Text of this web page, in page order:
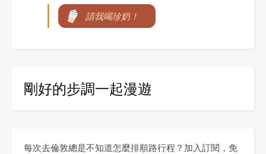
請我喝珍奶！
剛好的步調一起漫遊
每次去倫敦總是不知道怎麼排順路行程？加入訂閱，免